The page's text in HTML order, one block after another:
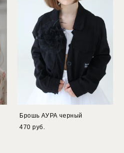
Брошь АУРА черный
470 pуб.